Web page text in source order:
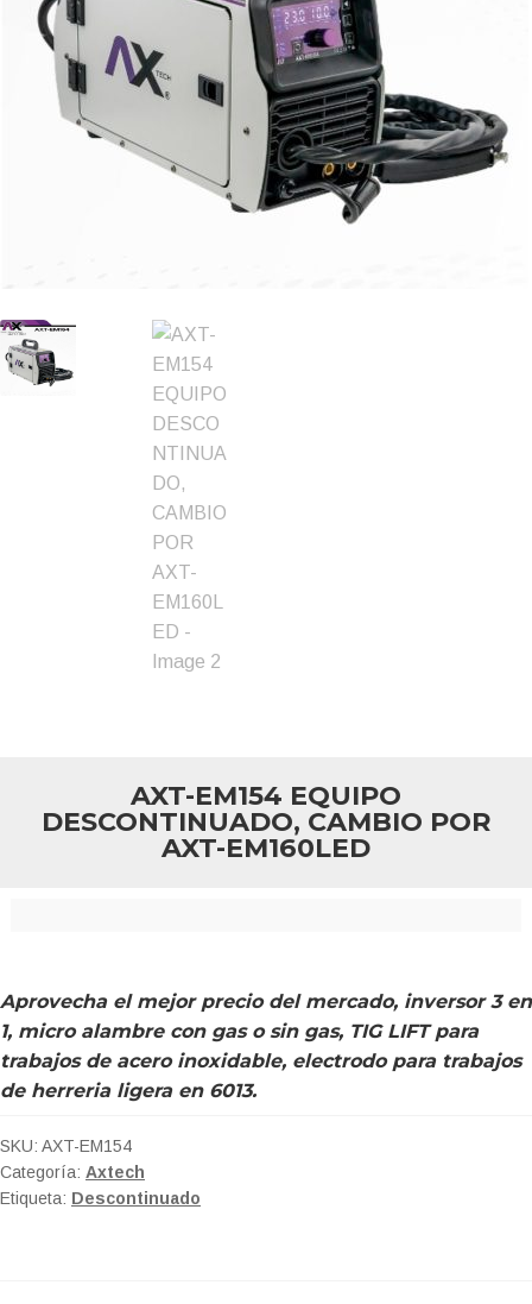
AXT-EM154 EQUIPO
DESCONTINUADO, CAMBIO POR
AXT-EM160LED
Aprovecha el mejor precio del mercado, inversor 3 en
1, micro alambre con gas o sin gas, TIG LIFT para
trabajos de acero inoxidable, electrodo para trabajos
de herreria ligera en 6013.
SKU: AXT-EM154
Categoría: Axtech
Etiqueta: Descontinuado